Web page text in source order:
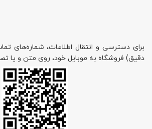
برای دسترسی و انتقال اطلاعات، شماره‌های
دقیق) فروشگاه به موبایل خود، روی متن و یا